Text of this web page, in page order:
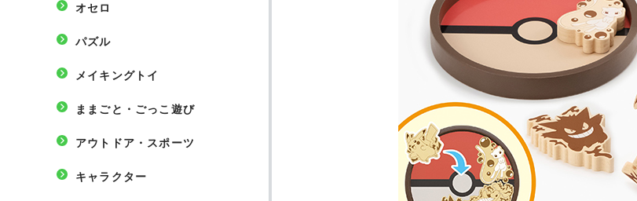
オセロ
パズル
メイキングトイ
ままごと・ごっこ遊び
アウトドア・スポーツ
キャラクター